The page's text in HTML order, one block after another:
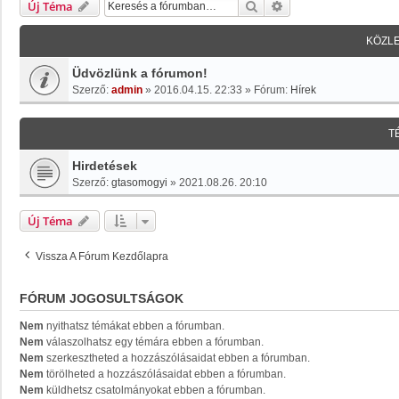
Új Téma Keresés
Üdvözlünk a fórumon!
Szerző: admin » 2016.04.15. 22:33 » Fórum: Hírek
Hirdetések
Szerző: gtasomogyi » 2021.08.26. 20:10
Új Téma
Vissza A Fórum Kezdőlapra
FÓRUM JOGOSULTSÁGOK
Nem nyithatsz témákat ebben a fórumban.
Nem válaszolhatsz egy témára ebben a fórumban.
Nem szerkesztheted a hozzászólásaidat ebben a fórumban.
Nem törölheted a hozzászólásaidat ebben a fórumban.
Nem küldhetsz csatolmányokat ebben a fórumban.